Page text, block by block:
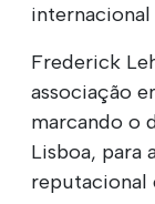
internacional
Frederick
associação
marcando o
Lisboa, para
reputacional